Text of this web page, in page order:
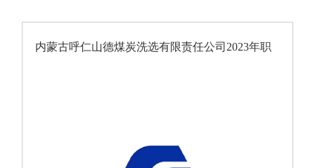
内蒙古呼仁山德煤炭洗选有限责任公司2023年职